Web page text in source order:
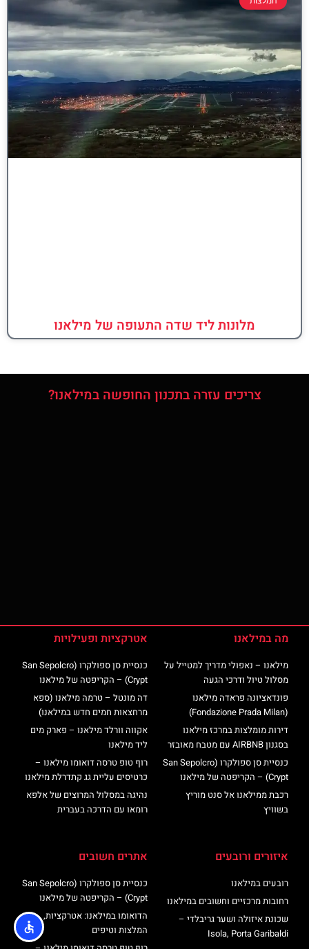
מלונות ליד שדה התעופה של מילאנו
צריכים עזרה בתכנון החופשה במילאנו?
מה במילאנו
מילאנו – נאפולי מדריך למטייל על
מסלול טיול ודרכי הגעה
פונדאציונה פראדה מילאנו
(Fondazione Prada Milan)
דירות מומלצות במרכז מילאנו
בסגנון AIRBNB עם מטבח מאובזר
כנסיית סן ספולקרו (San Sepolcro
Crypt) – הקריפטה של מילאנו
רכבת ממילאנו אל סנט מוריץ
בשוויץ
אטרקציות ופעילויות
כנסיית סן ספולקרו (San Sepolcro
Crypt) – הקריפטה של מילאנו
דה מונטל – טרמה מילאנו (ספא
מרחצאות חמים חדש במילאנו)
אקווה וורלד מילאנו – פארק מים
ליד מילאנו
רוף טופ טרסה דואומו מילאנו –
כרטיסים עליית גג קתדרלת מילאנו
נהיגה במסלול המרוצים של אלפא
רומאו עם הדרכה בעברית
איזורים ורובעים
רובעים במילאנו
רחובות מרכזיים וחשובים במילאנו
שכונת איזולה ושער גריבלדי –
Isola, Porta Garibaldi
אתרים חשובים
כנסיית סן ספולקרו (San Sepolcro
Crypt) – הקריפטה של מילאנו
הדואומו במילאנו: אטרקציות,
המלצות וטיפים